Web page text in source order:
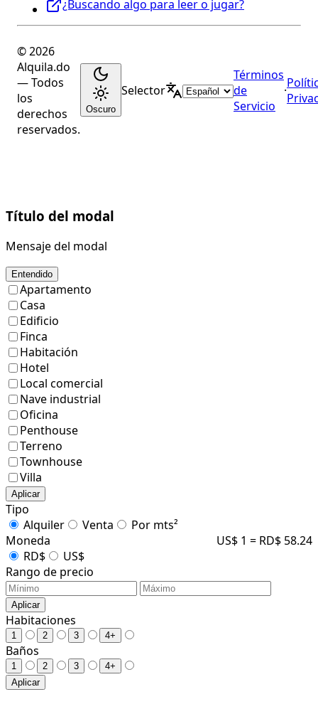
¿Buscando algo para leer o jugar?
© 2026
Alquila.do
— Todos
los
derechos
reservados.
Oscuro
Selector
Términos
de
Servicio
·
Título del modal
Mensaje del modal
Entendido
Apartamento
Casa
Edificio
Finca
Habitación
Hotel
Local comercial
Nave industrial
Oficina
Penthouse
Terreno
Townhouse
Villa
Aplicar
Tipo
Alquiler
Venta
Por mts²
Moneda
US$ 1 = RD$ 58.24
RD$
US$
Rango de precio
Aplicar
Habitaciones
1 2 3 4+
Baños
1 2 3
4+
Aplicar